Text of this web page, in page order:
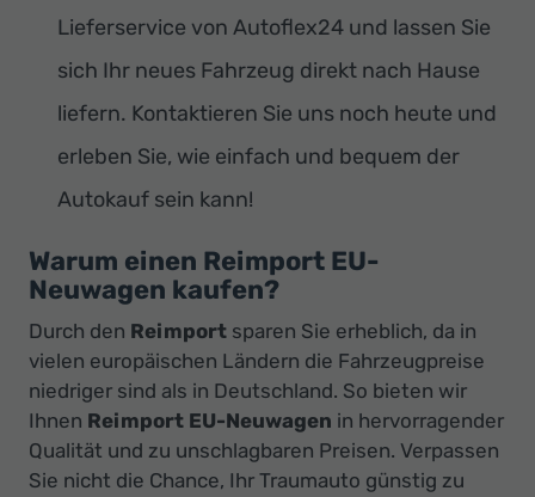
Lieferservice von Autoflex24 und lassen Sie
sich Ihr neues Fahrzeug direkt nach Hause
liefern. Kontaktieren Sie uns noch heute und
erleben Sie, wie einfach und bequem der
Autokauf sein kann!
Warum einen Reimport EU-
Neuwagen kaufen?
Durch den Reimport sparen Sie erheblich, da in
vielen europäischen Ländern die Fahrzeugpreise
niedriger sind als in Deutschland. So bieten wir
Ihnen Reimport EU-Neuwagen in hervorragender
Qualität und zu unschlagbaren Preisen. Verpassen
Sie nicht die Chance, Ihr Traumauto günstig zu